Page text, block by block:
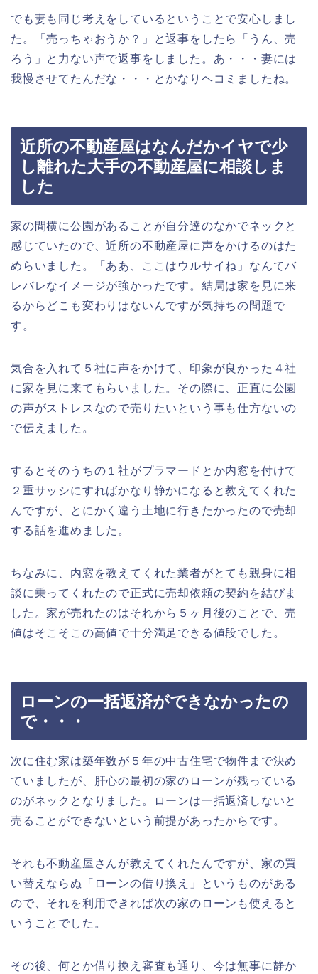
でも妻も同じ考えをしているということで安心しまし
た。「売っちゃおうか？」と返事をしたら「うん、売
ろう」と力ない声で返事をしました。あ・・・妻には
我慢させてたんだな・・・とかなりヘコミましたね。
近所の不動産屋はなんだかイヤで少
し離れた大手の不動産屋に相談しま
した
家の間横に公園があることが自分達のなかでネックと
感じていたので、近所の不動産屋に声をかけるのはた
めらいました。「ああ、ここはウルサイね」なんてバ
レバレなイメージが強かったです。結局は家を見に来
るからどこも変わりはないんですが気持ちの問題で
す。
気合を入れて５社に声をかけて、印象が良かった４社
に家を見に来てもらいました。その際に、正直に公園
の声がストレスなので売りたいという事も仕方ないの
で伝えました。
するとそのうちの１社がプラマードとか内窓を付けて
２重サッシにすればかなり静かになると教えてくれた
んですが、とにかく違う土地に行きたかったので売却
する話を進めました。
ちなみに、内窓を教えてくれた業者がとても親身に相
談に乗ってくれたので正式に売却依頼の契約を結びま
した。家が売れたのはそれから５ヶ月後のことで、売
値はそこそこの高値で十分満足できる値段でした。
ローンの一括返済ができなかったの
で・・・
次に住む家は築年数が５年の中古住宅で物件まで決め
ていましたが、肝心の最初の家のローンが残っている
のがネックとなりました。ローンは一括返済しないと
売ることができないという前提があったからです。
それも不動産屋さんが教えてくれたんですが、家の買
い替えならぬ「ローンの借り換え」というものがある
ので、それを利用できれば次の家のローンも使えると
いうことでした。
その後、何とか借り換え審査も通り、今は無事に静か